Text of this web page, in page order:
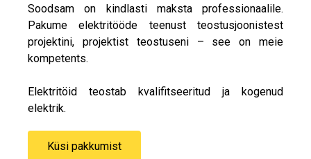
Soodsam on kindlasti maksta professionaalile.
Pakume elektritööde teenust teostusjoonistest
projektini, projektist teostuseni – see on meie
kompetents.
Elektritöid teostab kvalifitseeritud ja kogenud
elektrik.
Küsi pakkumist